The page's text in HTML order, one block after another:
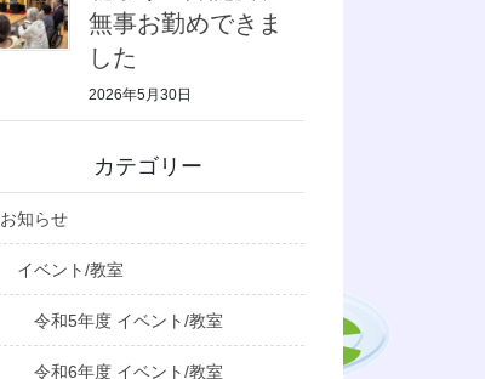
無事お勤めできま
した
2026年5月30日
カテゴリー
お知らせ
イベント/教室
令和5年度 イベント/教室
令和6年度 イベント/教室